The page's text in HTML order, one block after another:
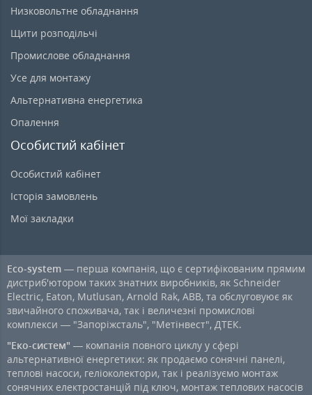
Низковольтне обладнання
Щити розподільчі
Промислове обладнання
Усе для монтажу
Альтернативна енергетика
Опалення
Особистий кабінет
Особистий кабінет
Історія замовлень
Мої закладки
Eco-system — перша компанія, що є сертифікованим прямим
дистриб'ютором таких знатних виробників, як Schneider
Electric, Eaton, Mutlusan, Arnold Rak, ABB, та обслуговуює як
звичайного споживача, так і величезні промислові
комплекси — "Запоріжсталь", "Метінвест", ДТЕК.
"Еко-систем" — компанія повного циклу у сфері
альтернативної енергетики: як продаємо сонячні панелі,
теплові насоси, геліоколектори, так і реалізуємо монтаж
сонячних електростанцій під ключ, монтаж теплових насосів